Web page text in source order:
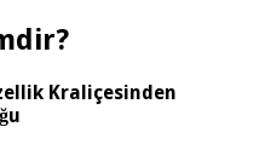
Kraliçesinden